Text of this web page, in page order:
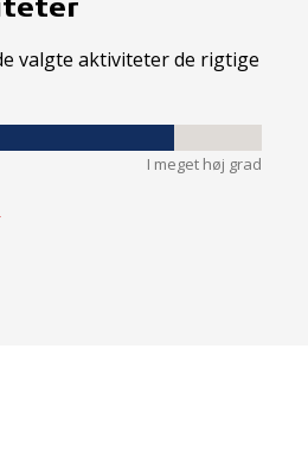
valgte aktiviteter de rigtige
I meget høj grad